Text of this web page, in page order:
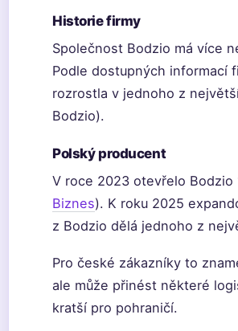
Historie firmy
Společnost Bodzio má více
Podle dostupných informací
rozrostla v jednoho z
Bodzio).
Polský producent
V roce 2023 otevřelo Bodzio
Biznes). K roku 2025
z Bodzio dělá jednoho z
Pro české zákazníky to
ale může přinést některé
kratší pro pohraničí.